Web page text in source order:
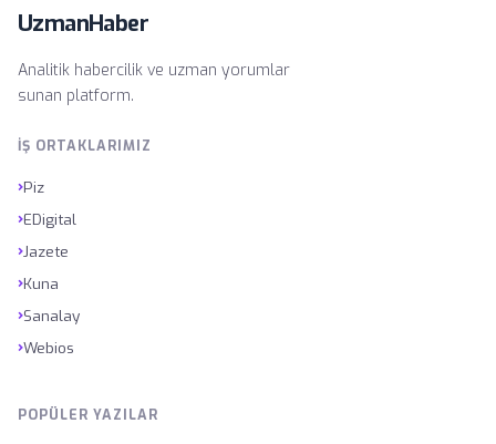
UzmanHaber
Analitik habercilik ve uzman yorumlar
sunan platform.
İŞ ORTAKLARIMIZ
›Piz
›EDigital
›Jazete
›Kuna
›Sanalay
›Webios
POPÜLER YAZILAR